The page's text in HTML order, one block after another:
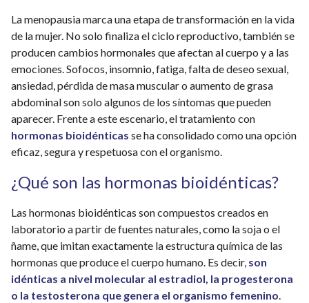
La menopausia marca una etapa de transformación en la vida
de la mujer. No solo finaliza el ciclo reproductivo, también se
producen cambios hormonales que afectan al cuerpo y a las
emociones. Sofocos, insomnio, fatiga, falta de deseo sexual,
ansiedad, pérdida de masa muscular o aumento de grasa
abdominal son solo algunos de los síntomas que pueden
aparecer. Frente a este escenario, el tratamiento con
hormonas bioidénticas se ha consolidado como una opción
eficaz, segura y respetuosa con el organismo.
¿Qué son las hormonas bioidénticas?
Las hormonas bioidénticas son compuestos creados en
laboratorio a partir de fuentes naturales, como la soja o el
ñame, que imitan exactamente la estructura química de las
hormonas que produce el cuerpo humano. Es decir, son
idénticas a nivel molecular al estradiol, la progesterona
o la testosterona que genera el organismo femenino.